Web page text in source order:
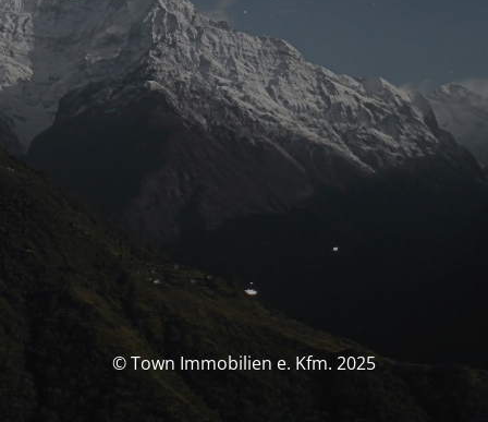
© Town Immobilien e. Kfm. 2025